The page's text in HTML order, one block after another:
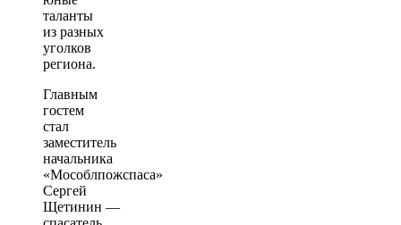
таланты
из разных
уголков
региона.
Главным
гостем
стал
заместитель
начальника
«Мособлпожспаса»
Сергей
Щетинин —